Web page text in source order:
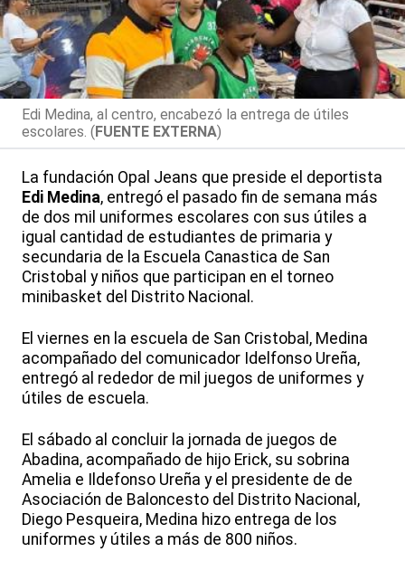
Edi Medina, al centro, encabezó la entrega de útiles
escolares. (FUENTE EXTERNA)
La fundación Opal Jeans que preside el deportista
Edi Medina, entregó el pasado fin de semana más
de dos mil uniformes escolares con sus útiles a
igual cantidad de estudiantes de primaria y
secundaria de la Escuela Canastica de San
Cristobal y niños que participan en el torneo
minibasket del Distrito Nacional.
El viernes en la escuela de San Cristobal, Medina
acompañado del comunicador Idelfonso Ureña,
entregó al rededor de mil juegos de uniformes y
útiles de escuela.
El sábado al concluir la jornada de juegos de
Abadina, acompañado de hijo Erick, su sobrina
Amelia e Ildefonso Ureña y el presidente de de
Asociación de Baloncesto del Distrito Nacional,
Diego Pesqueira, Medina hizo entrega de los
uniformes y útiles a más de 800 niños.